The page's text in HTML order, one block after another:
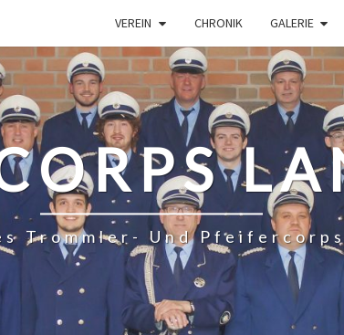
VEREIN CHRONIK GALERIE
Trommler- Und